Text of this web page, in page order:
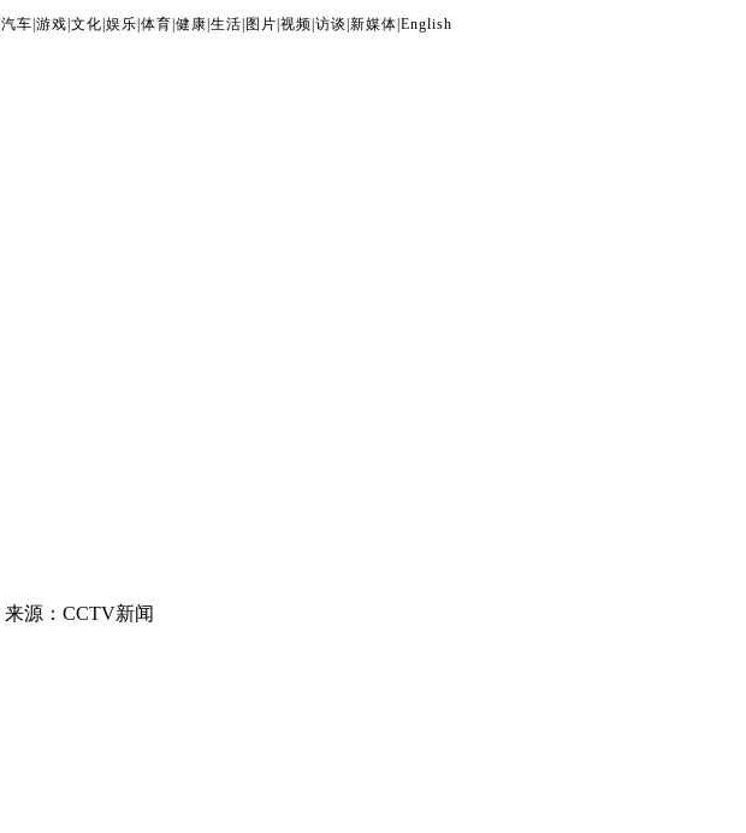
汽车 游戏 文化 娱乐 体育 健康 生活 图片 视频 访谈 新媒体 English
来源：CCTV新闻